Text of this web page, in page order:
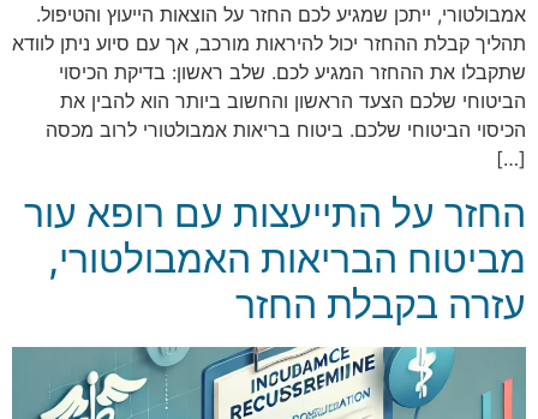
אמבולטורי, ייתכן שמגיע לכם החזר על הוצאות הייעוץ והטיפול.
תהליך קבלת ההחזר יכול להיראות מורכב, אך עם סיוע ניתן לוודא
שתקבלו את ההחזר המגיע לכם. שלב ראשון: בדיקת הכיסוי
הביטוחי שלכם הצעד הראשון והחשוב ביותר הוא להבין את
הכיסוי הביטוחי שלכם. ביטוח בריאות אמבולטורי לרוב מכסה
[…]
החזר על התייעצות עם רופא עור
מביטוח הבריאות האמבולטורי,
עזרה בקבלת החזר